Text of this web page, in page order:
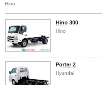
Hino
Hino 300
Hino
Porter 2
Hyundai